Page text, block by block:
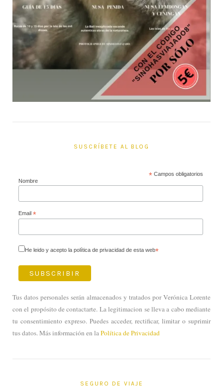
SUSCRÍBETE AL BLOG
*Campos obligatorios
Nombre
Email *
He leido y acepto la política de privacidad de esta web*
Tus datos personales serán almacenados y tratados por Verónica Lorente
con el propósito de contactarte. La legitimacion se lleva a cabo mediante
tu consentimiento expreso. Puedes acceder, rectificar, limitar o suprimir
tus datos. Más información en laPolítica de Privacidad
SEGURO DE VIAJE